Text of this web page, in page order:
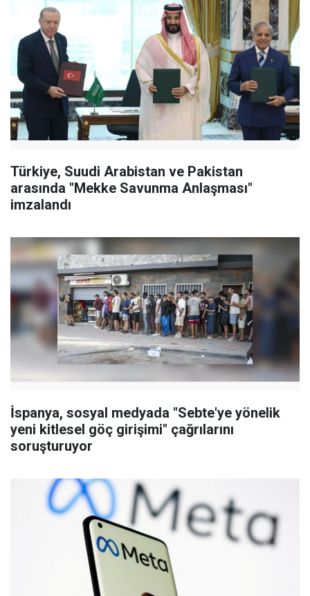
Türkiye, Suudi Arabistan ve Pakistan
arasında "Mekke Savunma Anlaşması"
imzalandı
İspanya, sosyal medyada "Sebte'ye yönelik
yeni kitlesel göç girişimi" çağrılarını
soruşturuyor